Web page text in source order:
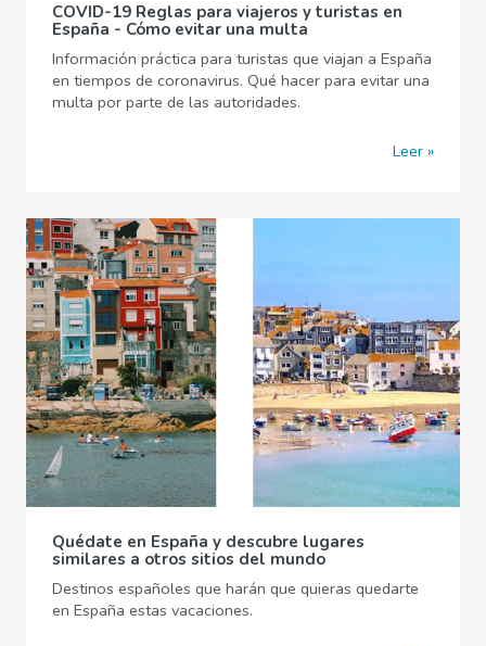
COVID-19 Reglas para viajeros y turistas en
España - Cómo evitar una multa
Información práctica para turistas que viajan a España
en tiempos de coronavirus. Qué hacer para evitar una
multa por parte de las autoridades.
Leer
Quédate en España y descubre lugares
similares a otros sitios del mundo
Destinos españoles que harán que quieras quedarte
en España estas vacaciones.